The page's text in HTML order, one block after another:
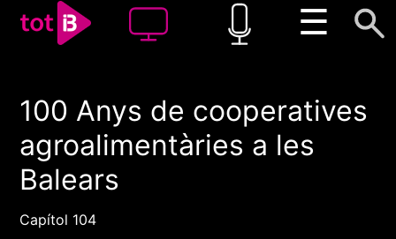
☰
00:00 00:00
1x
100 Anys de cooperatives
agroalimentàries a les
Balears
Capítol 104